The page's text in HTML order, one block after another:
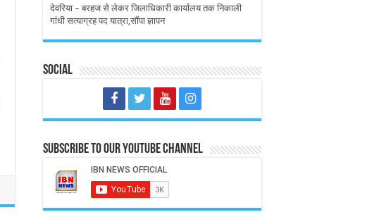
देवरिया – बरहज से लेकर जिलाधिकारी कार्यालय तक निकाली
गांधी सत्याग्रह पद यात्रा,सौंपा ज्ञापन
Social
Subscribe to our Youtube Channel